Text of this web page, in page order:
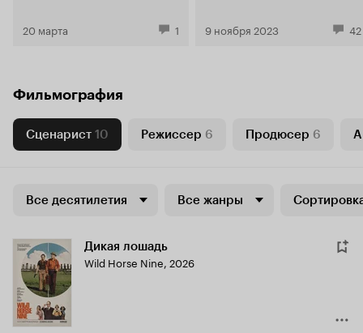
20 марта 1 9 ноября 2023 42
Фильмография
Сценарист 10 Режиссер 6 Продюсер 6
Все десятилетия Все жанры
Дикая лошадь
Wild Horse Nine, 2026